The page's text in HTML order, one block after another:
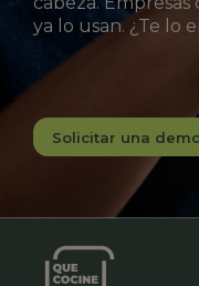
ya lo usan. ¿Te lo
Solicitar una